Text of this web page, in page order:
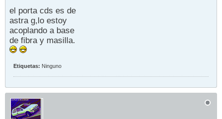
el porta cds es de
astra g,lo estoy
acoplando a base
de fibra y masilla.
Etiquetas: Ninguno